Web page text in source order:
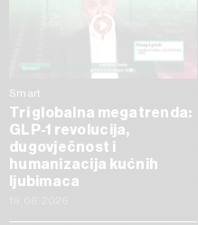
Smart
Tri globalna megatrenda:
GLP-1 revolucija,
dugovječnost i
humanizacija kućnih
ljubimaca